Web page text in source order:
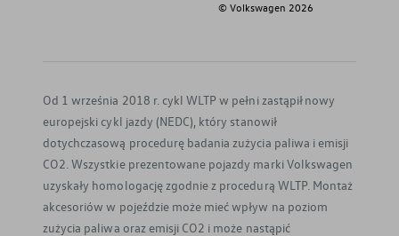
© Volkswagen 2026
Od 1 września 2018 r. cykl WLTP w pełni zastąpił nowy
europejski cykl jazdy (NEDC), który stanowił
dotychczasową procedurę badania zużycia paliwa i emisji
CO2. Wszystkie prezentowane pojazdy marki Volkswagen
uzyskały homologację zgodnie z procedurą WLTP. Montaż
akcesoriów w pojeździe może mieć wpływ na poziom
zużycia paliwa oraz emisji CO2 i może nastąpić